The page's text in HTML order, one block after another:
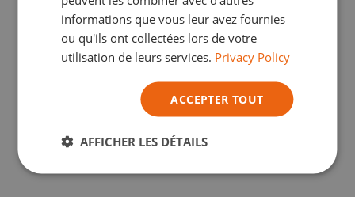
Gagnez 2points fidélité grâce à cet
achat.
AJOUTER AU PANIER
informations que vous leur avez fournies
ou qu'ils ont collectées lors de votre
utilisation de leurs services. Privacy Policy
ACCEPTER TOUT
AFFICHER LES DÉTAILS